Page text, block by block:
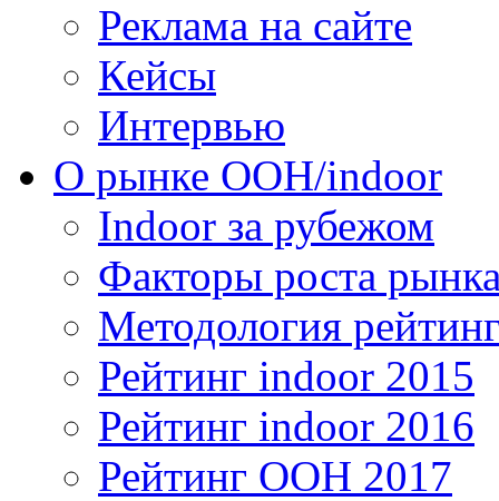
Реклама на сайте
Кейсы
Интервью
О рынке OOH/indoor
Indoor за рубежом
Факторы роста
Методология
Рейтинг indoor 2015
Рейтинг indoor 2016
Рейтинг OOH 2017